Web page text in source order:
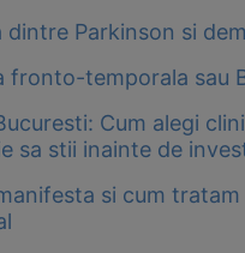
dintre Parkinson si
fronto-temporala sau
Cum alegi
sa stii inainte de
si cum